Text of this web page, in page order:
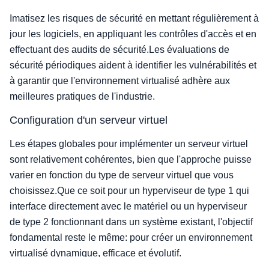
Imatisez les risques de sécurité en mettant régulièrement à
jour les logiciels, en appliquant les contrôles d'accès et en
effectuant des audits de sécurité.Les évaluations de
sécurité périodiques aident à identifier les vulnérabilités et
à garantir que l'environnement virtualisé adhère aux
meilleures pratiques de l'industrie.
Configuration d'un serveur virtuel
Les étapes globales pour implémenter un serveur virtuel
sont relativement cohérentes, bien que l'approche puisse
varier en fonction du type de serveur virtuel que vous
choisissez.Que ce soit pour un hyperviseur de type 1 qui
interface directement avec le matériel ou un hyperviseur
de type 2 fonctionnant dans un système existant, l'objectif
fondamental reste le même: pour créer un environnement
virtualisé dynamique, efficace et évolutif.